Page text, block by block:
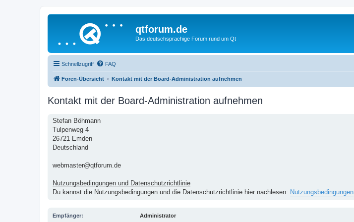
qtforum.de
Das deutschsprachige Forum rund um Qt
Schnellzugriff FAQ
Foren-Übersicht Kontakt mit der Board-Administration aufnehmen
Kontakt mit der Board-Administration aufnehmen
Stefan Böhmann
Tulpenweg 4
26721 Emden
Deutschland
webmaster@qtforum.de
Nutzungsbedingungen und Datenschutzrichtlinie
Du kannst die Nutzungsbedingungen und die Datenschutzrichtlinie hier nachlesen: Nutzungsbedingungen
Empfänger: Administrator